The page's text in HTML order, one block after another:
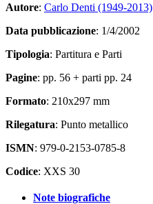
Autore: Carlo Denti (1949-2013)
Data pubblicazione: 1/4/2002
Tipologia: Partitura e Parti
Pagine: pp. 56 + parti pp. 24
Formato: 210x297 mm
Rilegatura: Punto metallico
ISMN: 979-0-2153-0785-8
Codice: XXS 30
Note biografiche